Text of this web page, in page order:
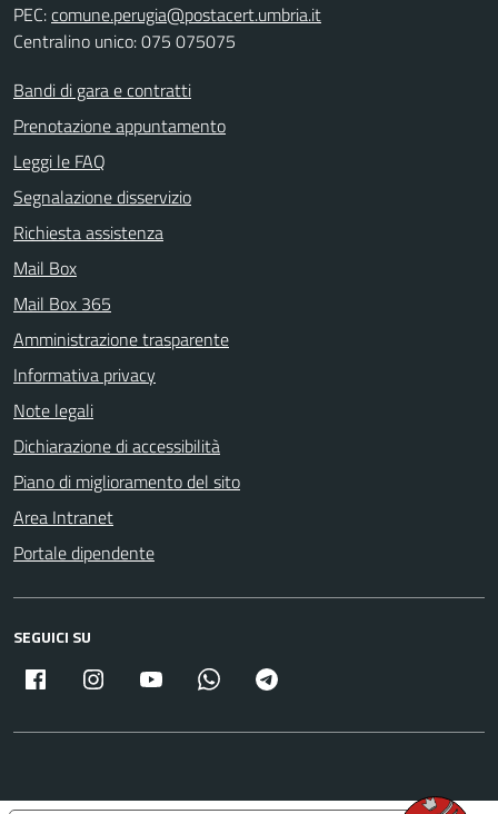
PEC:comune.perugia@postacert.umbria.it
Centralino unico: 075 075075
Bandi di gara e contratti
Prenotazione appuntamento
Leggi le FAQ
Segnalazione disservizio
Richiesta assistenza
Mail Box
Mail Box 365
Amministrazione trasparente
Informativa privacy
Note legali
Dichiarazione di accessibilità
Piano di miglioramento del sito
Area Intranet
Portale dipendente
SEGUICI SU
Facebook Instagram Youtube Whatsapp